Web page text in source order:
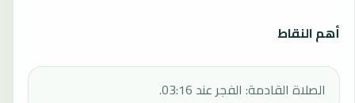
أهم النقاط
الصلاة القادمة: الفجر عند 03:16.